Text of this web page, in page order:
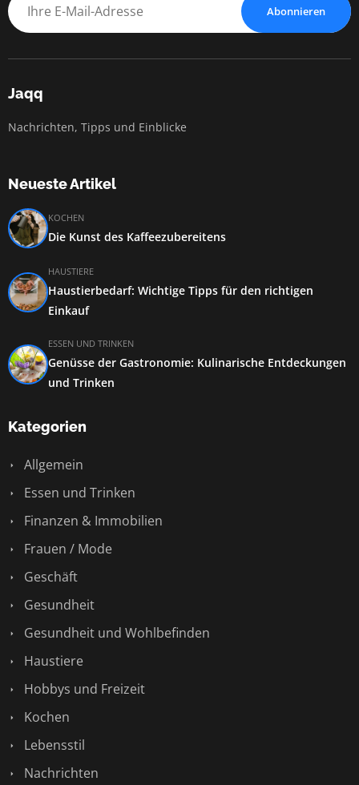
Abonnieren
Jaqq
Nachrichten, Tipps und Einblicke
Neueste Artikel
KOCHEN
Die Kunst des Kaffeezubereitens
HAUSTIERE
Haustierbedarf: Wichtige Tipps für den richtigen
Einkauf
ESSEN UND TRINKEN
Genüsse der Gastronomie: Kulinarische Entdeckungen
und Trinken
Kategorien
Allgemein
Essen und Trinken
Finanzen & Immobilien
Frauen / Mode
Geschäft
Gesundheit
Gesundheit und Wohlbefinden
Haustiere
Hobbys und Freizeit
Kochen
Lebensstil
Nachrichten